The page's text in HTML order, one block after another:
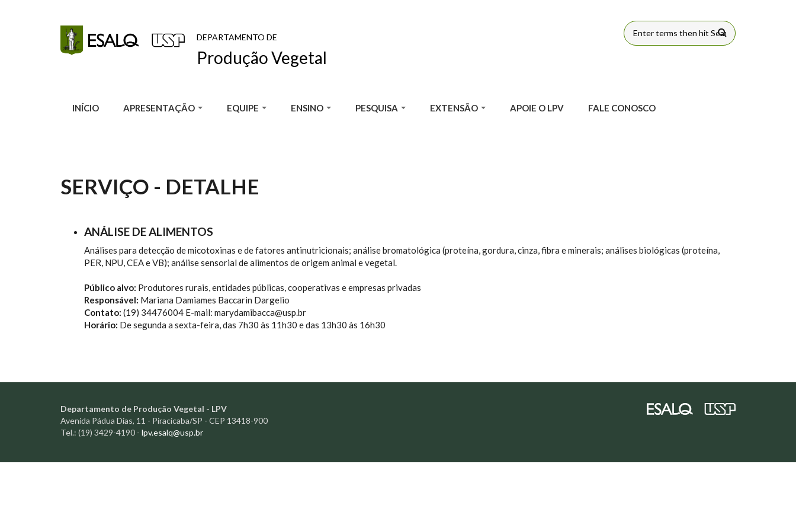
DEPARTAMENTO DE
Produção Vegetal
FORMULÁRIO
INÍCIO APRESENTAÇÃO EQUIPE ENSINO PESQUISA EXTENSÃO APOIE O LPV FALE CONOSCO
SERVIÇO - DETALHE
ANÁLISE DE ALIMENTOS
Análises para detecção de micotoxinas e de fatores antinutricionais; análise bromatológica (proteína, gordura, cinza, fibra e minerais; análises biológicas (proteína,
PER, NPU, CEA e VB); análise sensorial de alimentos de origem animal e vegetal.
Público alvo: Produtores rurais, entidades públicas, cooperativas e empresas privadas
Responsável: Mariana Damiames Baccarin Dargelio
Contato: (19) 34476004 E-mail: marydamibacca@usp.br
Horário: De segunda a sexta-feira, das 7h30 às 11h30 e das 13h30 às 16h30
Departamento de Produção Vegetal - LPV
Avenida Pádua Dias, 11 - Piracicaba/SP - CEP 13418-900
Tel.: (19) 3429-4190 - lpv.esalq@usp.br